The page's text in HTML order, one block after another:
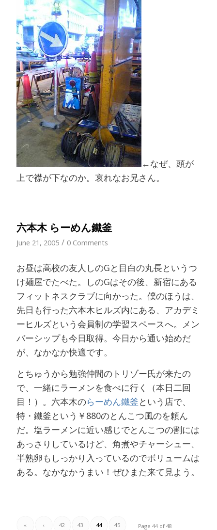
←なぜ、頭が
上で襟が下なのか。哀れなお兄さん。
六本木 らーめん鐵釜
June 21, 2005 / 0 Comments
お昼は高校の友人しのGと目白の丸長というつ
け麺屋でたべた。しのGはその後、新宿にある
フィットネスクラブに向かった。僕のほうは、
先日も行った六本木ヒルズ内にある、アカデミ
ーヒルズという会員制の学習スペースへ。メン
バーシップも今日取得。今日から通い始めだ
が、なかなか快適です。
とちゅうから勉強仲間のトリゾー氏が来たの
で、一緒にラーメンを食べに行く（本日二回
目！）。六本木のらーめん鐵釜という店で、
特・鐵釜という￥880のとんこつ風のを頼ん
だ。塩ラーメンに近い感じでとんこつの割には
あっさりしているけど、角煮やチャーシュー、
半熟卵もしっかり入っているのでボリュームは
ある。なかなかうまい！ぜひまた来て見よう。
Page 44 of 48
« ‹ 42 43 44 45